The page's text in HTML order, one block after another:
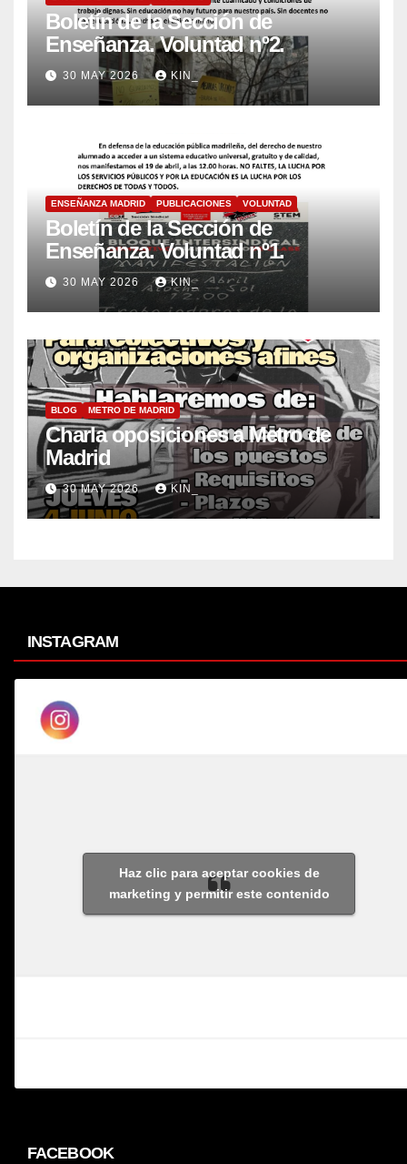
Boletín de la Sección de
Enseñanza. Voluntad nº2.
30 MAY 2026 KIN_
ENSEÑANZA MADRID PUBLICACIONES VOLUNTAD
Boletín de la Sección de
Enseñanza. Voluntad nº1.
30 MAY 2026 KIN_
BLOG METRO DE MADRID
Charla oposiciones a Metro de
Madrid
30 MAY 2026 KIN_
INSTAGRAM
Haz clic para aceptar cookies de
marketing y permitir este contenido
FACEBOOK